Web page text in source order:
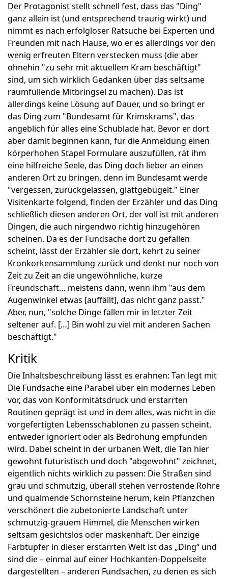
Der Protagonist stellt schnell fest, dass das "Ding"
ganz allein ist (und entsprechend traurig wirkt) und
nimmt es nach erfolgloser Ratsuche bei Experten und
Freunden mit nach Hause, wo er es allerdings vor den
wenig erfreuten Eltern verstecken muss (die aber
ohnehin "zu sehr mit aktuellem Kram beschäftigt"
sind, um sich wirklich Gedanken über das seltsame
raumfüllende Mitbringsel zu machen). Das ist
allerdings keine Lösung auf Dauer, und so bringt er
das Ding zum "Bundesamt für Krimskrams", das
angeblich für alles eine Schublade hat. Bevor er dort
aber damit beginnen kann, für die Anmeldung einen
körperhohen Stapel Formulare auszufüllen, rät ihm
eine hilfreiche Seele, das Ding doch lieber an einen
anderen Ort zu bringen, denn im Bundesamt werde
"vergessen, zurückgelassen, glattgebügelt." Einer
Visitenkarte folgend, finden der Erzähler und das Ding
schließlich diesen anderen Ort, der voll ist mit anderen
Dingen, die auch nirgendwo richtig hinzugehören
scheinen. Da es der Fundsache dort zu gefallen
scheint, lässt der Erzähler sie dort, kehrt zu seiner
Kronkorkensammlung zurück und denkt nur noch von
Zeit zu Zeit an die ungewöhnliche, kurze
Freundschaft… meistens dann, wenn ihm "aus dem
Augenwinkel etwas [auffällt], das nicht ganz passt."
Aber, nun, "solche Dinge fallen mir in letzter Zeit
seltener auf. […] Bin wohl zu viel mit anderen Sachen
beschäftigt."
Kritik
Die Inhaltsbeschreibung lässt es erahnen: Tan legt mit
Die Fundsache eine Parabel über ein modernes Leben
vor, das von Konformitätsdruck und erstarrten
Routinen geprägt ist und in dem alles, was nicht in die
vorgefertigten Lebensschablonen zu passen scheint,
entweder ignoriert oder als Bedrohung empfunden
wird. Dabei scheint in der urbanen Welt, die Tan hier
gewohnt futuristisch und doch "abgewohnt" zeichnet,
eigentlich nichts wirklich zu passen: Die Straßen sind
grau und schmutzig, überall stehen verrostende Rohre
und qualmende Schornsteine herum, kein Pflänzchen
verschönert die zubetonierte Landschaft unter
schmutzig-grauem Himmel, die Menschen wirken
seltsam gesichtslos oder maskenhaft. Der einzige
Farbtupfer in dieser erstarrten Welt ist das „Ding“ und
sind die – einmal auf einer Hochkanten-Doppelseite
dargestellten – anderen Fundsachen, zu denen es sich